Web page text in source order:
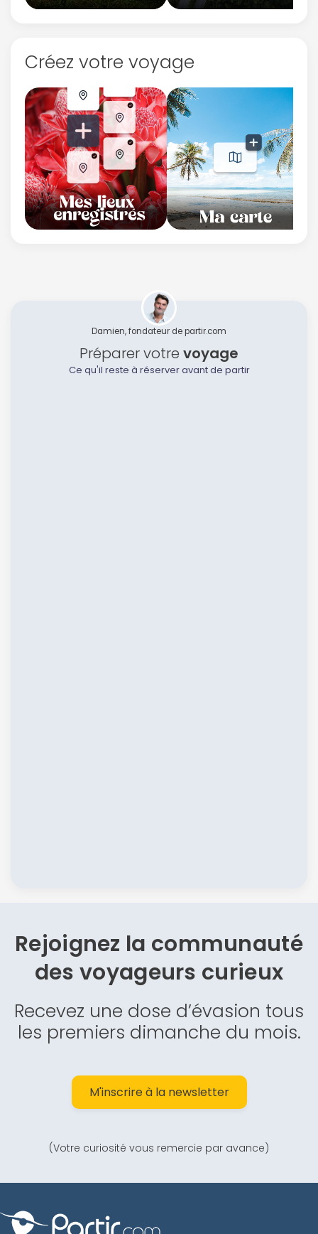
Créez votre voyage
Damien, fondateur de partir.com
Préparer votre voyage
Ce qu'il reste à réserver avant de partir
Rejoignez la communauté
desvoyageurs curieux
Recevez une dose d’évasion tous
les premiers dimanche du mois.
M'inscrire à la newsletter
(Votre curiosité vous remercie par avance)